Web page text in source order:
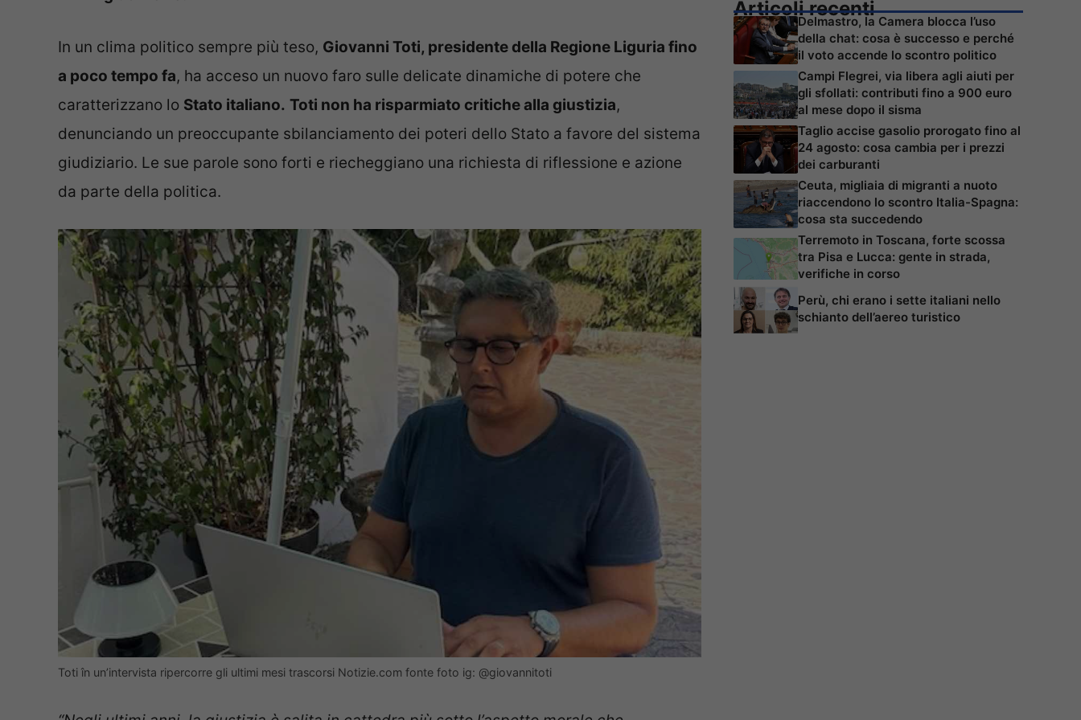
In un clima politico sempre più teso, Giovanni Toti, presidente della Regione Liguria fino
a poco tempo fa, ha acceso un nuovo faro sulle delicate dinamiche di potere che
caratterizzano lo Stato italiano. Toti non ha risparmiato critiche alla giustizia,
denunciando un preoccupante sbilanciamento dei poteri dello Stato a favore del sistema
giudiziario. Le sue parole sono forti e riecheggiano una richiesta di riflessione e azione
da parte della politica.
Toti în un’intervista ripercorre gli ultimi mesi trascorsi Notizie.com fonte foto ig: @giovannitoti
Articoli recenti
Delmastro, la Camera blocca l’uso
della chat: cosa è successo e perché
il voto accende lo scontro politico
Campi Flegrei, via libera agli aiuti per
gli sfollati: contributi fino a 900 euro
al mese dopo il sisma
Taglio accise gasolio prorogato fino al
24 agosto: cosa cambia per i prezzi
dei carburanti
Ceuta, migliaia di migranti a nuoto
riaccendono lo scontro Italia-Spagna:
cosa sta succedendo
Terremoto in Toscana, forte scossa
tra Pisa e Lucca: gente in strada,
verifiche in corso
Perù, chi erano i sette italiani nello
schianto dell’aereo turistico